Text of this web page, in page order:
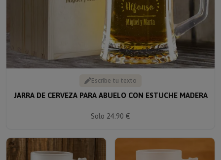
Escribe tu texto
JARRA DE CERVEZA PARA ABUELO CON ESTUCHE MADERA
Solo 24.90 €